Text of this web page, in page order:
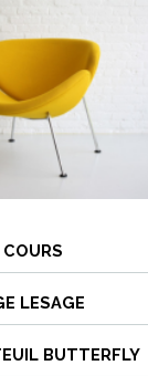
COURS
LESAGE
BUTTERFLY